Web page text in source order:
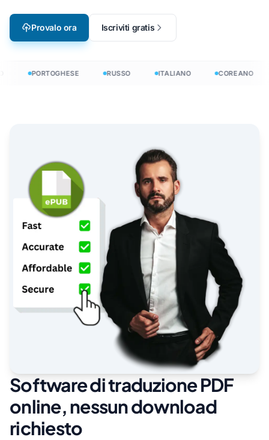
Provalo ora Iscriviti gratis
PORTOGHESE RUSSO ITALIANO COREANO
Software di traduzione PDF
online, nessun download
richiesto